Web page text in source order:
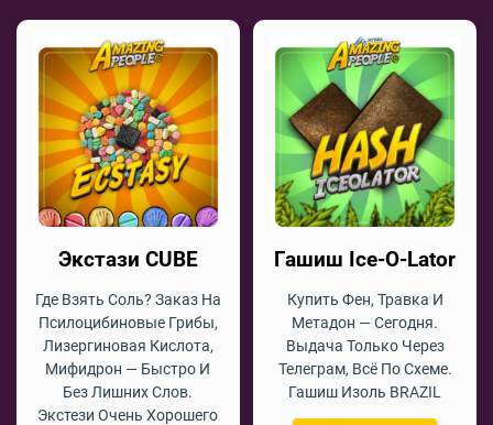
Экстази CUBE
Где Взять Соль? Заказ На
Псилоцибиновые Грибы,
Лизергиновая Кислота,
Мифидрон — Быстро И
Без Лишних Слов.
Экстези Очень Хорошего
Гашиш Ice-O-Lator
Купить Фен, Травка И
Метадон — Сегодня.
Выдача Только Через
Телеграм, Всё По Схеме.
Гашиш Изоль BRAZIL